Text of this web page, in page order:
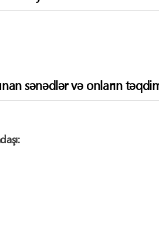
sənədlər və onların